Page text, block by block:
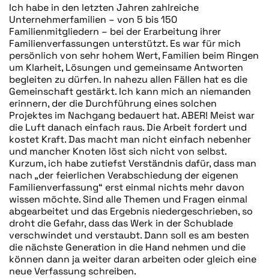
Ich habe in den letzten Jahren zahlreiche
Unternehmerfamilien – von 5 bis 150
Familienmitgliedern – bei der Erarbeitung ihrer
Familienverfassungen unterstützt. Es war für mich
persönlich von sehr hohem Wert, Familien beim Ringen
um Klarheit, Lösungen und gemeinsame Antworten
begleiten zu dürfen. In nahezu allen Fällen hat es die
Gemeinschaft gestärkt. Ich kann mich an niemanden
erinnern, der die Durchführung eines solchen
Projektes im Nachgang bedauert hat. ABER! Meist war
die Luft danach einfach raus. Die Arbeit fordert und
kostet Kraft. Das macht man nicht einfach nebenher
und mancher Knoten löst sich nicht von selbst.
Kurzum, ich habe zutiefst Verständnis dafür, dass man
nach „der feierlichen Verabschiedung der eigenen
Familienverfassung“ erst einmal nichts mehr davon
wissen möchte. Sind alle Themen und Fragen einmal
abgearbeitet und das Ergebnis niedergeschrieben, so
droht die Gefahr, dass das Werk in der Schublade
verschwindet und verstaubt. Dann soll es am besten
die nächste Generation in die Hand nehmen und die
können dann ja weiter daran arbeiten oder gleich eine
neue Verfassung schreiben.